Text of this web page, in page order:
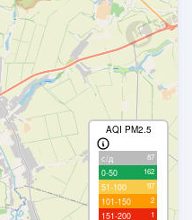
AQI PM2.5
с/д 87
0-50 162
51-100 97
101-150 2
151-200 1